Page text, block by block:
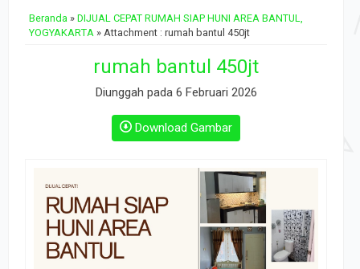
Beranda » DIJUAL CEPAT RUMAH SIAP HUNI AREA BANTUL,
YOGYAKARTA » Attachment : rumah bantul 450jt
rumah bantul 450jt
Diunggah pada 6 Februari 2026
Download Gambar